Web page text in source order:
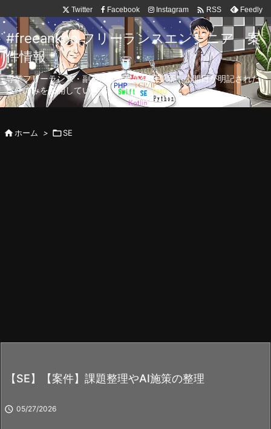
Twitter Facebook Instagram  RSS Feedly
#freeanken フリーランスエンジニア 案
件情報
専業フリーランス・副業向け案件を毎日更新！公開日が明記された
案件のみを公開しています。
ホーム > SE
【SE】【案件】課題整理やAI施策の整理
 05/27/2026